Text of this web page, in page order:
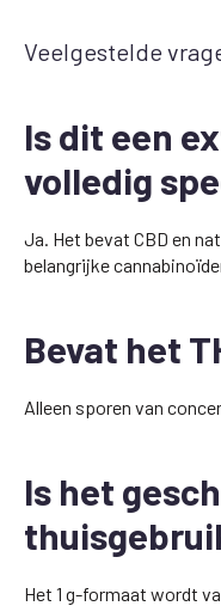
Veelgestelde
Is dit een
volledig
Ja. Het bevat CBD en
belangrijke
Bevat het
Alleen sporen van
Is het
Het 1 g-formaat wordt